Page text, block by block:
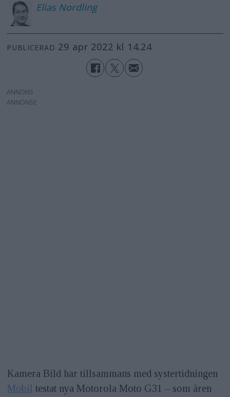
Elias Nordling
PUBLICERAD 29 apr 2022 kl 14.24
ANNONS
Kamera Bild har tillsammans med systertidningen
Mobil testat nya Motorola Moto G31 – som ären